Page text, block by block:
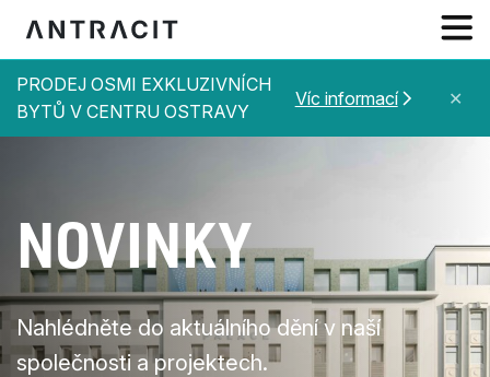
NOVINKY
O NÁS
PROJEKTY
REFERENCE
KONTAKT
PRODEJ OSMI EXKLUZIVNÍCH
BYTŮ V CENTRU OSTRAVY
Víc informací ✕
NOVINKY
Nahlédněte do aktuálního dění v naší
společnosti a projektech.